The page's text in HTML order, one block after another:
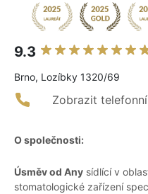
9.3
Brno, Lozíbky 1320/69
Zobrazit
O společnosti:
Úsměv od Any sídlící v
stomatologické zařízení